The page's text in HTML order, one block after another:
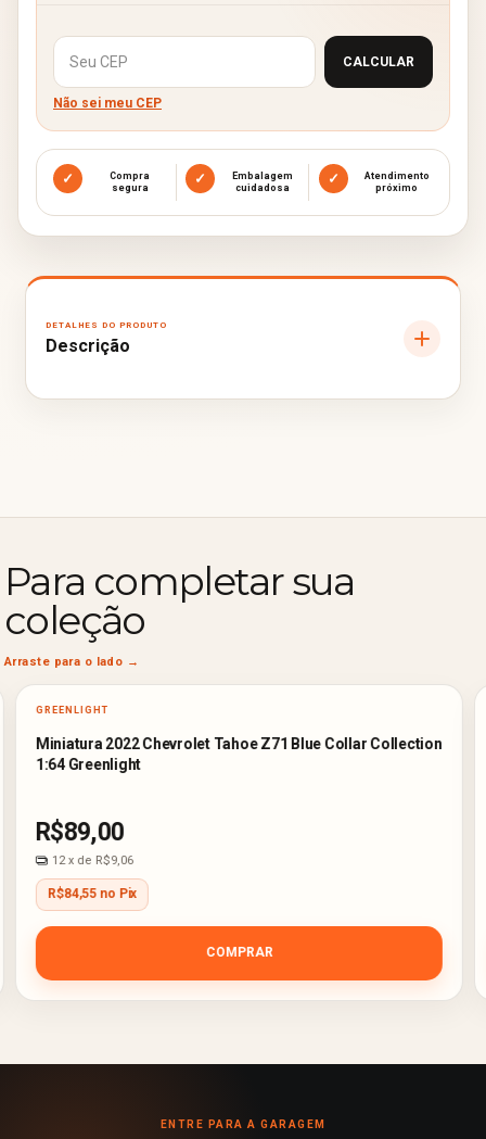
Alterar CEP
CALCULAR
Não sei meu CEP
✓
Compra
segura
✓
Embalagem
cuidadosa
✓
Atendimento
próximo
Descrição
Para completar sua
coleção
GREENLIGHT
Miniatura 2022 Chevrolet Tahoe Z71 Blue Collar Collection
1:64 Greenlight
R$89,00
12 x de R$9,06
R$84,55 no Pix
COMPRAR
ENTRE PARA A GARAGEM